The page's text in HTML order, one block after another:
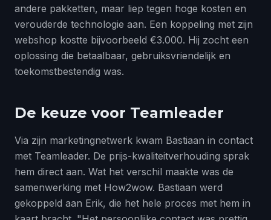
andere pakketten, maar liep tegen hoge kosten en
verouderde technologie aan. Een koppeling met zijn
webshop kostte bijvoorbeeld €3.000. Hij zocht een
oplossing die betaalbaar, gebruiksvriendelijk en
toekomstbestendig was.
De keuze voor Teamleader
Via zijn marketingnetwerk kwam Bastiaan in contact
met Teamleader. De prijs-kwaliteitverhouding sprak
hem direct aan. Wat het verschil maakte was de
samenwerking met How2wow. Bastiaan werd
gekoppeld aan Erik, die het hele proces met hem in